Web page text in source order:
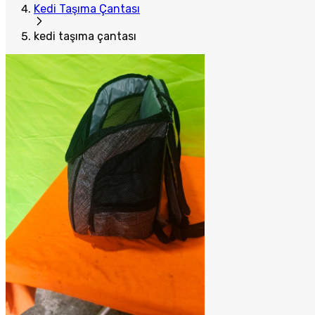
Kedi Taşıma Çantası
kedi taşıma çantası